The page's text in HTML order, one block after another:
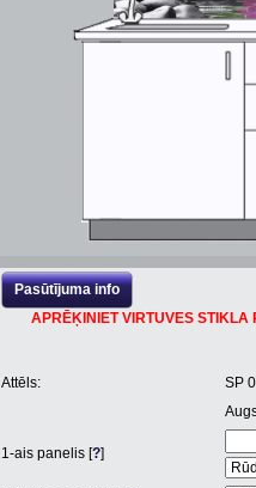
Pasūtījuma info
APRĒĶINIET VIRTUVES
Attēls:
SP
1-ais panelis [?]